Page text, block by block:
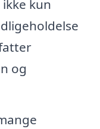
kun
og